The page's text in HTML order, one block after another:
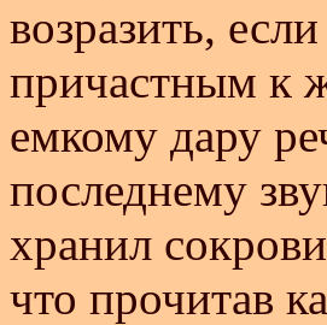
возразить,
причастным к
емкому дару
последнему
хранил
что прочитав